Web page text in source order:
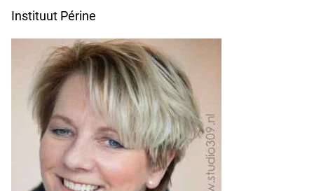
Instituut Périne